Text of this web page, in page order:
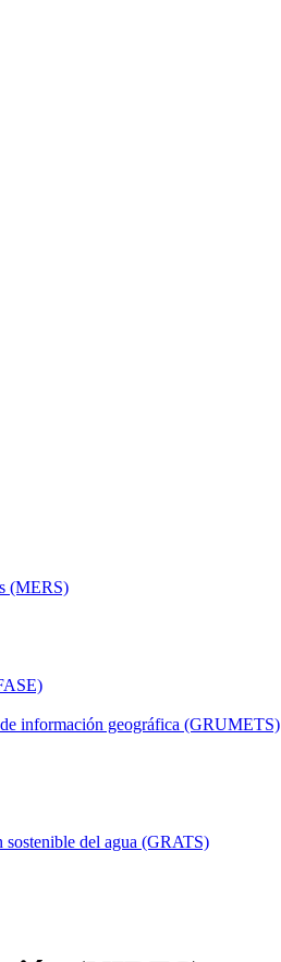
(MERS)
información geográfica (GRUMETS)
sostenible del agua (GRATS)